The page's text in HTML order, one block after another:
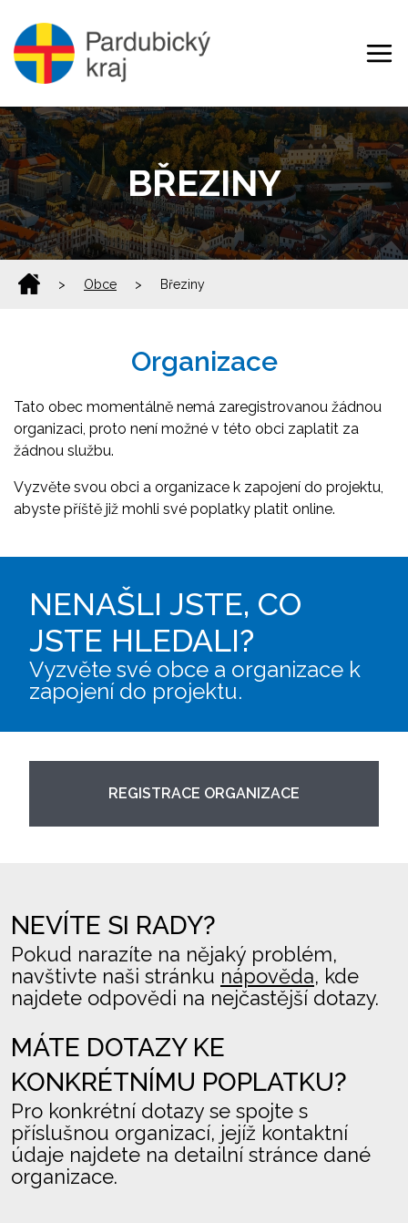
BŘEZINY
> Obce > Březiny
Organizace
Tato obec momentálně nemá zaregistrovanou žádnou
organizaci, proto není možné v této obci zaplatit za
žádnou službu.
Vyzvěte svou obci a organizace k zapojení do projektu,
abyste příště již mohli své poplatky platit online.
NENAŠLI JSTE, CO
JSTE HLEDALI?
Vyzvěte své obce a organizace k
zapojení do projektu.
REGISTRACE ORGANIZACE
NEVÍTE SI RADY?
Pokud narazíte na nějaký problém,
navštivte naši stránku nápověda, kde
najdete odpovědi na nejčastější dotazy.
MÁTE DOTAZY KE
KONKRÉTNÍMU POPLATKU?
Pro konkrétní dotazy se spojte s
příslušnou organizací, jejíž kontaktní
údaje najdete na detailní stránce dané
organizace.